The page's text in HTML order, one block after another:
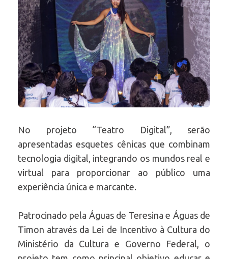
No projeto “Teatro Digital”, serão
apresentadas esquetes cênicas que combinam
tecnologia digital, integrando os mundos real e
virtual para proporcionar ao público uma
experiência única e marcante.
Patrocinado pela Águas de Teresina e Águas de
Timon através da Lei de Incentivo à Cultura do
Ministério da Cultura e Governo Federal, o